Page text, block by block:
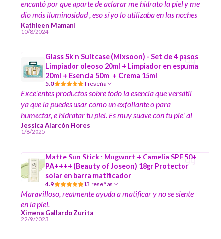
encantó por que aparte de aclarar me hidrato la piel y me
dio más iluminosidad , eso sí yo lo utilizaba en las noches
y al día siguiente siempre me ponía mi bloqueador
Kathleen Mamani
10/8/2024
Glass Skin Suitcase (Mixsoon) - Set de 4 pasos
Limpiador oleoso 20ml + Limpiador en espuma
20ml + Esencia 50ml + Crema 15ml
5.0 1 reseña
Excelentes productos sobre todo la esencia que versátil
ya que la puedes usar como un exfoliante o para
humectar, e hidratar tu piel. Es muy suave con tu piel al
momento de hacer la limpieza profunda, no es necesario
restregar fuerte para que saque esos barritas e impurezas
y dejarte la piel suave y con un glowo.
Jessica Alarcón Flores
1/8/2025
Matte Sun Stick : Mugwort + Camelia SPF 50+
PA++++ (Beauty of Joseon) 18gr Protector
solar en barra matificador
4.9 13 reseñas
Maravilloso, realmente ayuda a matificar y no se siente
en la piel.
Ximena Gallardo Zurita
22/9/2023